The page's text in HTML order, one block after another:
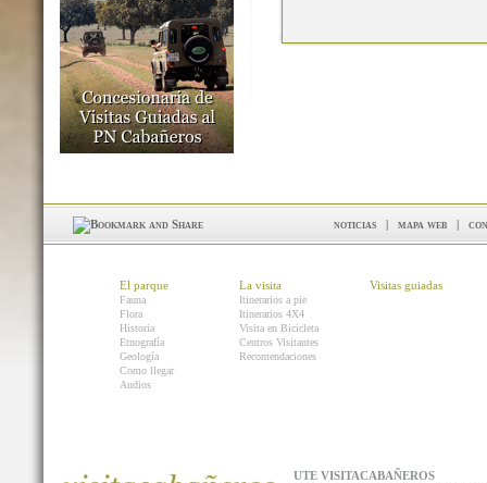
noticias | mapa web |
El parque
Fauna
Flora
Historia
Etnografía
Geología
Como llegar
Audios
La visita
Itinerarios a pie
Itinerarios 4X4
Visita en Bicicleta
Centros Visitantes
Recomendaciones
Visitas guiadas
UTE VISITACABAÑEROS